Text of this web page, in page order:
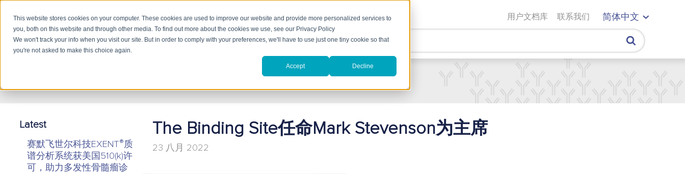
This website stores cookies on your computer. These cookies are used to improve our website and provide more personalized services to
you, both on this website and through other media. To find out more about the cookies we use, see our Privacy Policy
We won't track your info when you visit our site. But in order to comply with your preferences, we'll have to use just one tiny cookie so that
you're not asked to make this choice again.
Accept Decline
产品 学术 支持
用户文档库 联系我们 简体中文
The Binding Site任命Mark Stevenson为主席
Latest
赛默飞世尔科技EXENT®质
谱分析系统获美国510(k)许
可，助力多发性骨髓瘤诊
The Binding Site任命Mark Stevenson为主席
23 八月 2022